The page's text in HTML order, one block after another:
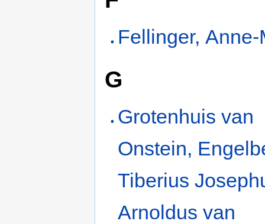
Fellinger, Anne-
G
Grotenhuis van
Onstein,
Tiberius
Arnoldus van